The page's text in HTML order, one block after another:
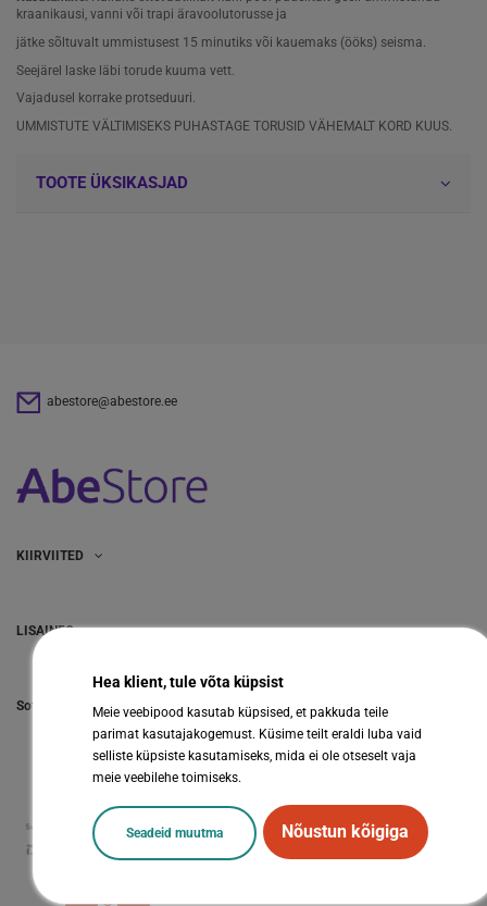
kraanikausi, vanni või trapi äravoolutorusse ja
jätke sõltuvalt ummistusest 15 minutiks või kauemaks (ööks) seisma.
Seejärel laske läbi torude kuuma vett.
Vajadusel korrake protseduuri.
UMMISTUTE VÄLTIMISEKS PUHASTAGE TORUSID VÄHEMALT KORD KUUS.
TOOTE ÜKSIKASJAD
abestore@abestore.ee
KIIRVIITED
LISAINFO
Hea klient, tule võta küpsist
Meie veebipood kasutab küpsised, et pakkuda teile
parimat kasutajakogemust. Küsime teilt eraldi luba vaid
selliste küpsiste kasutamiseks, mida ei ole otseselt vaja
meie veebilehe toimiseks.
Seadeid muutma Nõustun kõigiga
Sotsiaalmeedia